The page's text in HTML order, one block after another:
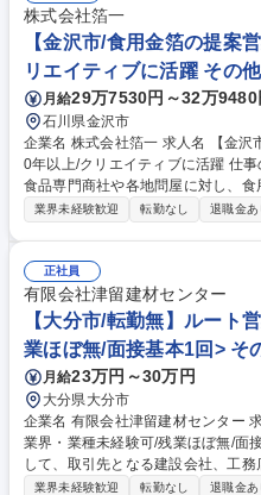
株式会社箔一
【金沢市/食用金箔の提案
リエイティブに活躍 その
月給29万7530円～32万9480
石川県金沢市
企業名 株式会社箔一 求人名 【金沢市/食用金箔の提案営業】転勤無/創業5
0年以上/クリエイティブに活躍 仕事の内容 金沢本社・食材営業課にて、
食品専門商社や各地問屋に対し、
商品の提案・販売を行う提案型の法
た、生産部門とも連携し、製造・納
ます。営業と生産の橋渡し役として
業を行っていただきます。更には
向けに、箔一の技術を使ったOEM提案
【金沢市/食用金箔の提案営業】転
躍
業界未経験歓迎 転勤なし 退職金あ
正社員
有限会社津留建材センター
【大分市/転勤無】ルート
業ほぼ無/面接基本1回> そ
月給23万円～30万円
大分県大分市
企業名 有限会社津留建材センター 求人名 【大分市/転勤無】ルート営業＜
業界・業種未経験可/残業ほぼ無/面接基本1回＞ 仕事の
して、取引先となる建設会社、工
材のルート営業を行っていただき
業界未経験歓迎 転勤なし 退職金あ